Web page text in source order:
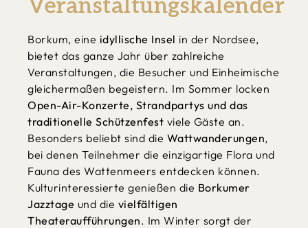
Veranstaltungskalender
Borkum, eine idyllische Insel in der Nordsee,
bietet das ganze Jahr über zahlreiche
Veranstaltungen, die Besucher und Einheimische
gleichermaßen begeistern. Im Sommer locken
Open-Air-Konzerte, Strandpartys und das
traditionelle Schützenfest viele Gäste an.
Besonders beliebt sind die Wattwanderungen,
bei denen Teilnehmer die einzigartige Flora und
Fauna des Wattenmeers entdecken können.
Kulturinteressierte genießen die Borkumer
Jazztage und die vielfältigen
Theateraufführungen. Im Winter sorgt der